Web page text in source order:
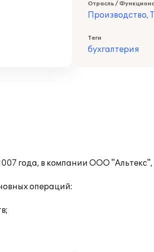
Отрасль /
Производство,
Теги
бухгалтерия
года, в компании ООО
операций: